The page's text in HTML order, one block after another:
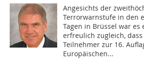
Angesichts der
Terrorwarnstufe in den
Tagen in Brüssel war
erfreulich zugleich,
Teilnehmer zur 16.
Europäischen...